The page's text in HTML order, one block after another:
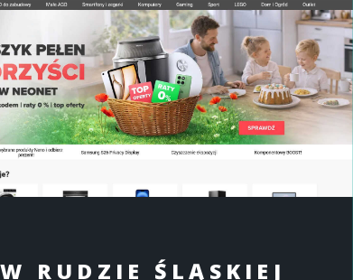
RUDZIE ŚLĄSKIEJ